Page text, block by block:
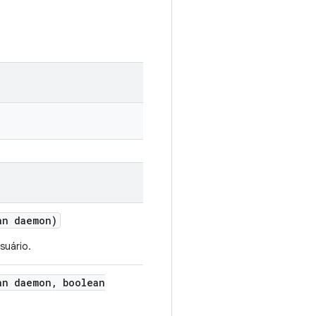
daemon)
daemon , boolean